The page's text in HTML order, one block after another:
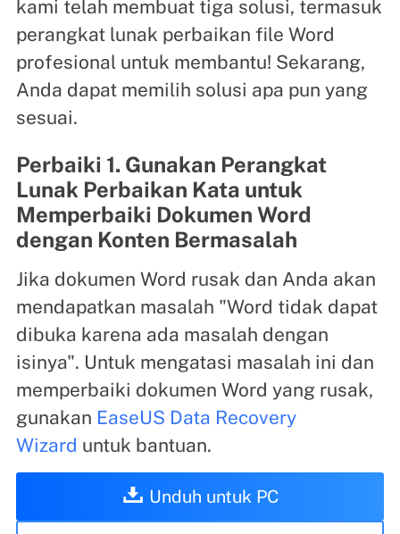
kami telah membuat tiga solusi, termasuk
perangkat lunak perbaikan file Word
profesional untuk membantu! Sekarang,
Anda dapat memilih solusi apa pun yang
sesuai.
Perbaiki 1. Gunakan Perangkat
Lunak Perbaikan Kata untuk
Memperbaiki Dokumen Word
dengan Konten Bermasalah
Jika dokumen Word rusak dan Anda akan
mendapatkan masalah "Word tidak dapat
dibuka karena ada masalah dengan
isinya". Untuk mengatasi masalah ini dan
memperbaiki dokumen Word yang rusak,
gunakan EaseUS Data Recovery
Wizard untuk bantuan.
Unduh untuk PC